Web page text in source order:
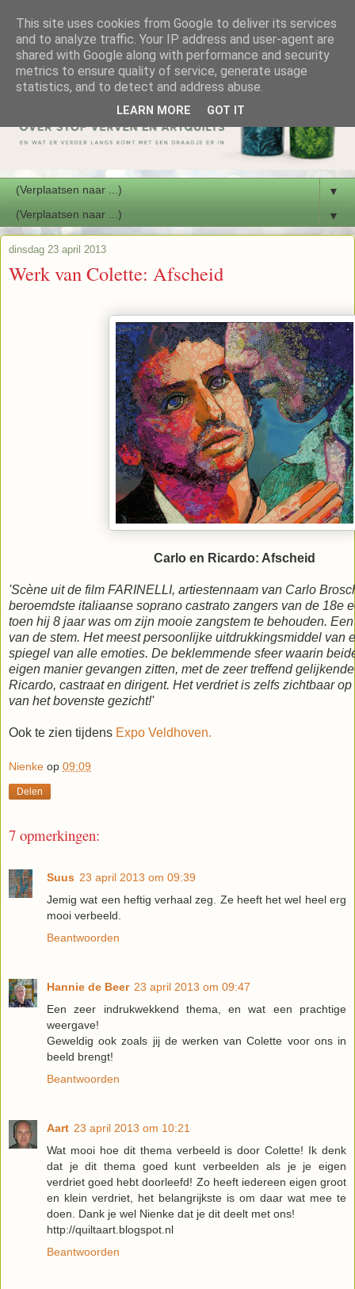
▼
▼
dinsdag 23 april 2013
Werk van Colette: Afscheid
Carlo en Ricardo: Afscheid
'Scène uit de film FARINELLI, artiestennaam van Carlo
beroemdste italiaanse soprano castrato zangers van de 18e
toen hij 8 jaar was om zijn mooie zangstem te behouden.
van de stem. Het meest persoonlijke uitdrukkingsmiddel van
spiegel van alle emoties. De beklemmende sfeer waarin
eigen manier gevangen zitten, met de zeer treffend
Ricardo, castraat en dirigent. Het verdriet is zelfs zichtbaar
van het bovenste gezicht!'
Ook te zien tijdens Expo Veldhoven.
Nienke op 09:09
Delen
7 opmerkingen:
Suus 23 april 2013 om 09:39
Jemig wat een heftig verhaal zeg. Ze heeft het wel heel erg
mooi verbeeld.
Beantwoorden
Hannie de Beer 23 april 2013 om 09:47
Een zeer indrukwekkend thema, en wat een prachtige
weergave!
Geweldig ook zoals jij de werken van Colette voor ons in
beeld brengt!
Beantwoorden
Aart 23 april 2013 om 10:21
Wat mooi hoe dit thema verbeeld is door Colette! Ik denk
dat je dit thema goed kunt verbeelden als je je eigen
verdriet goed hebt doorleefd! Zo heeft iedereen eigen groot
en klein verdriet, het belangrijkste is om daar wat mee te
doen. Dank je wel Nienke dat je dit deelt met ons!
http://quiltaart.blogspot.nl
Beantwoorden
This site uses cookies from Google to deliver its services
and to analyze traffic. Your IP address and user-agent are
shared with Google along with performance and security
metrics to ensure quality of service, generate usage
statistics, and to detect and address abuse.
LEARN MORE GOT IT